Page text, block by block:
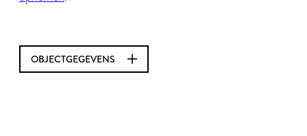
OBJECTGEGEVENS